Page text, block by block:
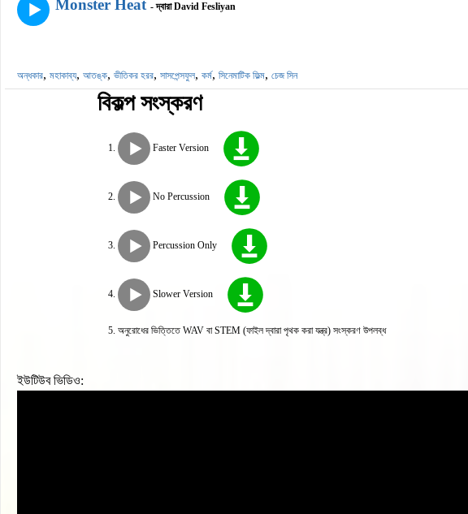
Monster Heat - দ্বারা David Fesliyan
অন্ধকার, মহাকাব্য, আতঙ্ক, ভীতিকর হরর, সাসপেন্সফুল, কর্ম, সিনেমাটিক ফিল্ম, চেজ সিন
বিকল্প সংস্করণ
Faster Version
No Percussion
Percussion Only
Slower Version
অনুরোধের ভিত্তিতে WAV বা STEM (ফাইল দ্বারা পৃথক করা যন্ত্র) সংস্করণ উপলব্ধ
ইউটিউব ভিডিও: